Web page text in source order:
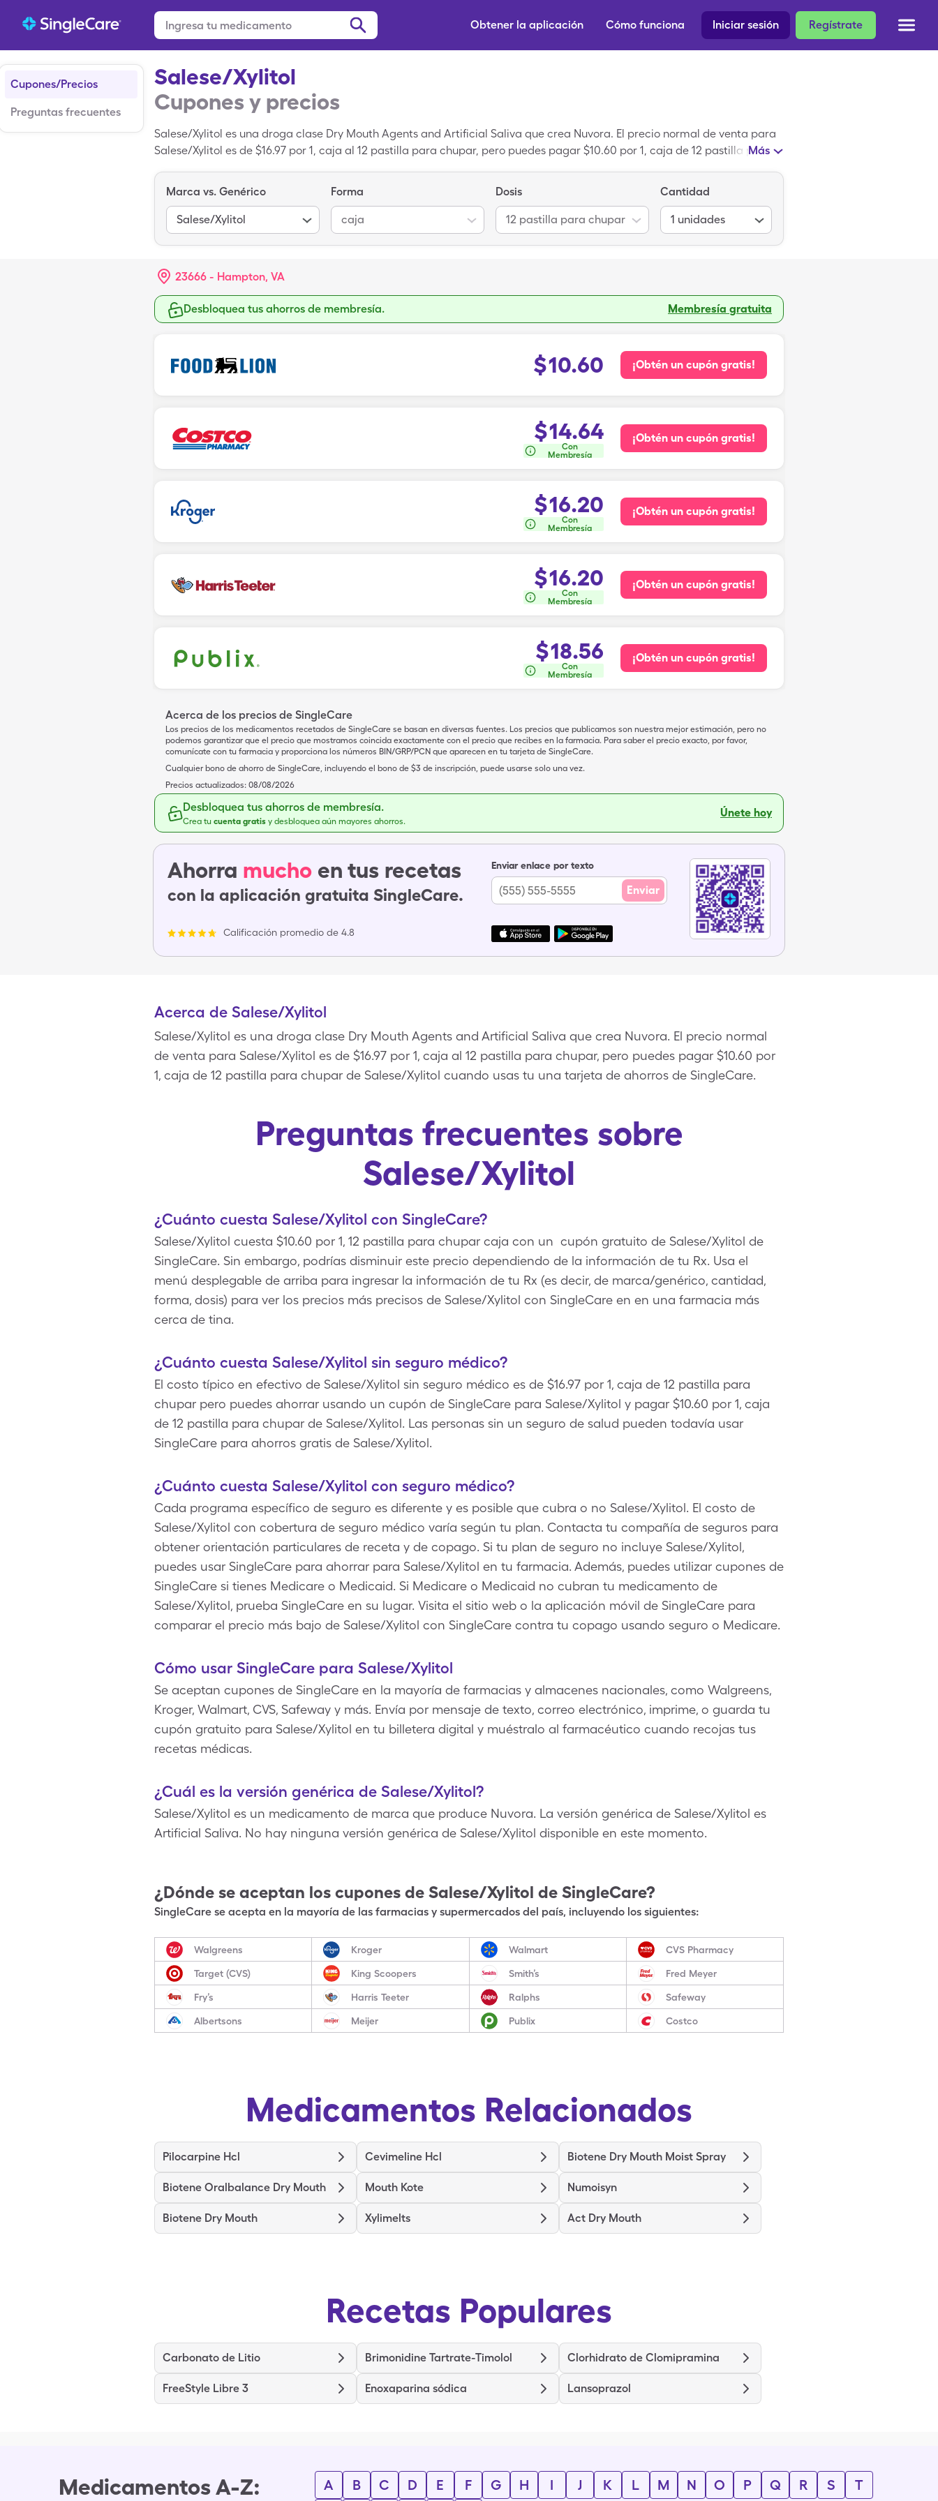
Regístrate
Iniciar sesión
Cómo funciona
Obtener la aplicación
Cupones/Precios
Preguntas frecuentes
Salese/Xylitol
Cupones y precios
Salese/Xylitol es una droga clase Dry Mouth Agents and Artificial Saliva que crea Nuvora. El precio normal de venta para
Salese/Xylitol es de $16.97 por 1, caja al 12 pastilla para chupar, pero puedes pagar $10.60 por 1, caja de 12 pastilla para
Más
Marca vs. Genérico
Salese/Xylitol
Forma
caja
Dosis
12 pastilla para chupar
Cantidad
1 unidades
23666 - Hampton, VA
Desbloquea tus ahorros de membresía. Membresía gratuita
$10.60 ¡Obtén un cupón gratis!
$14.64
Con
Membresía
¡Obtén un cupón gratis!
$16.20
Con
Membresía
¡Obtén un cupón gratis!
$16.20
Con
Membresía
¡Obtén un cupón gratis!
$18.56
Con
Membresía
¡Obtén un cupón gratis!
Acerca de los precios de SingleCare
Los precios de los medicamentos recetados de SingleCare se basan en diversas fuentes. Los precios que publicamos son nuestra mejor estimación, pero no
podemos garantizar que el precio que mostramos coincida exactamente con el precio que recibes en la farmacia. Para saber el precio exacto, por favor,
comunícate con tu farmacia y proporciona los números BIN/GRP/PCN que aparecen en tu tarjeta de SingleCare.
Cualquier bono de ahorro de SingleCare, incluyendo el bono de $3 de inscripción, puede usarse solo una vez.
Precios actualizados: 08/08/2026
Desbloquea tus ahorros de membresía.
Crea tu cuenta gratis y desbloquea aún mayores ahorros.
Únete hoy
Ahorra mucho en tus recetas
con la aplicación gratuita SingleCare.
Calificación promedio de 4.8
Enviar enlace por texto
Enviar
Acerca de Salese/Xylitol
Salese/Xylitol es una droga clase Dry Mouth Agents and Artificial Saliva que crea Nuvora. El precio normal
de venta para Salese/Xylitol es de $16.97 por 1, caja al 12 pastilla para chupar, pero puedes pagar $10.60 por
1, caja de 12 pastilla para chupar de Salese/Xylitol cuando usas tu una tarjeta de ahorros de SingleCare.
Preguntas frecuentes sobre
Salese/Xylitol
¿Cuánto cuesta Salese/Xylitol con SingleCare?
Salese/Xylitol cuesta $10.60 por 1, 12 pastilla para chupar caja con un cupón gratuito de Salese/Xylitol de
SingleCare. Sin embargo, podrías disminuir este precio dependiendo de la información de tu Rx. Usa el
menú desplegable de arriba para ingresar la información de tu Rx (es decir, de marca/genérico, cantidad,
forma, dosis) para ver los precios más precisos de Salese/Xylitol con SingleCare en en una farmacia más
cerca de tina.
¿Cuánto cuesta Salese/Xylitol sin seguro médico?
El costo típico en efectivo de Salese/Xylitol sin seguro médico es de $16.97 por 1, caja de 12 pastilla para
chupar pero puedes ahorrar usando un cupón de SingleCare para Salese/Xylitol y pagar $10.60 por 1, caja
de 12 pastilla para chupar de Salese/Xylitol. Las personas sin un seguro de salud pueden todavía usar
SingleCare para ahorros gratis de Salese/Xylitol.
¿Cuánto cuesta Salese/Xylitol con seguro médico?
Cada programa específico de seguro es diferente y es posible que cubra o no Salese/Xylitol. El costo de
Salese/Xylitol con cobertura de seguro médico varía según tu plan. Contacta tu compañía de seguros para
obtener orientación particulares de receta y de copago. Si tu plan de seguro no incluye Salese/Xylitol,
puedes usar SingleCare para ahorrar para Salese/Xylitol en tu farmacia. Además, puedes utilizar cupones de
SingleCare si tienes Medicare o Medicaid. Si Medicare o Medicaid no cubran tu medicamento de
Salese/Xylitol, prueba SingleCare en su lugar. Visita el sitio web o la aplicación móvil de SingleCare para
comparar el precio más bajo de Salese/Xylitol con SingleCare contra tu copago usando seguro o Medicare.
Cómo usar SingleCare para Salese/Xylitol
Se aceptan cupones de SingleCare en la mayoría de farmacias y almacenes nacionales, como Walgreens,
Kroger, Walmart, CVS, Safeway y más. Envía por mensaje de texto, correo electrónico, imprime, o guarda tu
cupón gratuito para Salese/Xylitol en tu billetera digital y muéstralo al farmacéutico cuando recojas tus
recetas médicas.
¿Cuál es la versión genérica de Salese/Xylitol?
Salese/Xylitol es un medicamento de marca que produce Nuvora. La versión genérica de Salese/Xylitol es
Artificial Saliva. No hay ninguna versión genérica de Salese/Xylitol disponible en este momento.
¿Dónde se aceptan los cupones de Salese/Xylitol de SingleCare?
SingleCare se acepta en la mayoría de las farmacias y supermercados del país, incluyendo los siguientes:
Walgreens Kroger Walmart CVS Pharmacy
Target (CVS) King Scoopers Smith’s Fred Meyer
Fry’s Harris Teeter Ralphs Safeway
Albertsons Meijer Publix Costco
Medicamentos Relacionados
Pilocarpine Hcl Cevimeline Hcl Biotene Dry Mouth Moist Spray
Biotene Oralbalance Dry Mouth Mouth Kote Numoisyn
Biotene Dry Mouth Xylimelts Act Dry Mouth
Recetas Populares
Carbonato de Litio Brimonidine Tartrate-Timolol Clorhidrato de Clomipramina
FreeStyle Libre 3 Enoxaparina sódica Lansoprazol
Medicamentos A-Z: A B C D E F G H I J K L M N O P Q R S T